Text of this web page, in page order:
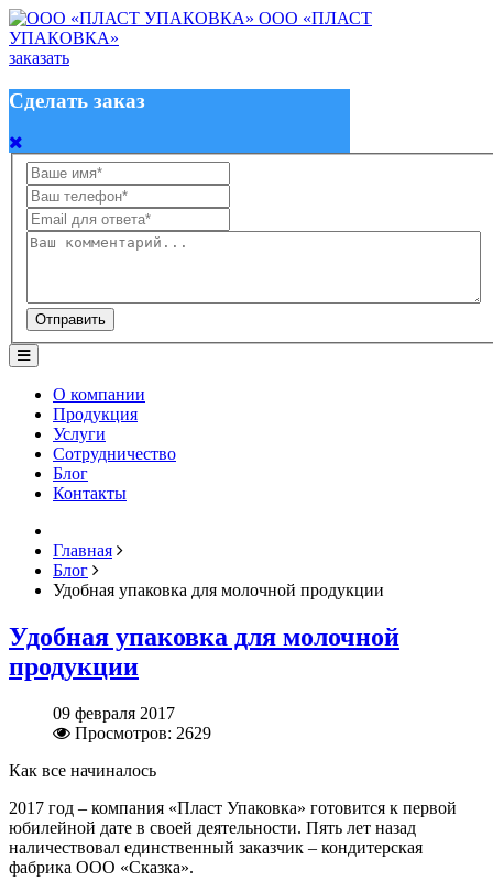
ООО «ПЛАСТ
УПАКОВКА»
заказать
Сделать заказ
Отправить
О компании
Продукция
Услуги
Сотрудничество
Блог
Контакты
Главная
Блог
Удобная упаковка для молочной продукции
Удобная упаковка для молочной
продукции
09 февраля 2017
Просмотров: 2629
Как все начиналось
2017 год – компания «Пласт Упаковка» готовится к первой
юбилейной дате в своей деятельности. Пять лет назад
наличествовал единственный заказчик – кондитерская
фабрика ООО «Сказка».